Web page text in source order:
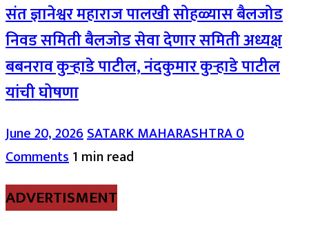
संत ज्ञानेश्वर महाराज पालखी सोहळ्यास बैलजोड
निवड समिती बैलजोड सेवा देणार समिती अध्यक्ष
बबनराव कुऱ्हाडे पाटील, नंदकुमार कुऱ्हाडे पाटील
यांची घोषणा
June 20, 2026SATARK MAHARASHTRA0
Comments1 min read
ADVERTISMENT